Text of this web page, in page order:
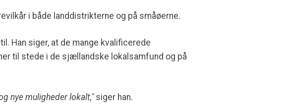
i både landdistrikterne og på småøerne.
Han siger, at de mange kvalificerede
til stede i de sjællandske lokalsamfund og på
nye muligheder lokalt,"siger han.